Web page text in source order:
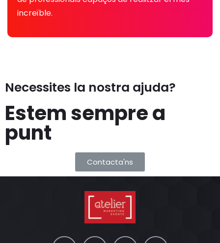
increïble.
Necessites la nostra ajuda?
Estem sempre a
punt
Contacta'ns